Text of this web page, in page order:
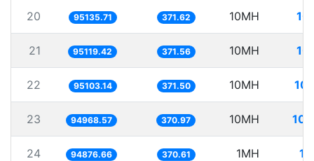
20 95135.71 371.62 10MH
21 95119.42 371.56 10MH
22 95103.14 371.50 10MH
23 94968.57 370.97 10MH
24 94876.66 370.61 1MH